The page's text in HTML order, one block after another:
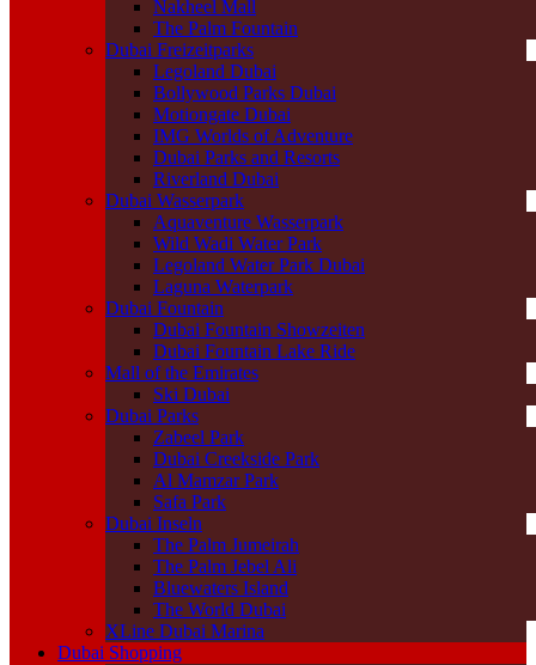
Nakheel Mall
The Palm Fountain
Dubai Freizeitparks
Legoland Dubai
Bollywood Parks Dubai
Motiongate Dubai
IMG Worlds of Adventure
Dubai Parks and Resorts
Riverland Dubai
Dubai Wasserpark
Aquaventure Wasserpark
Wild Wadi Water Park
Legoland Water Park Dubai
Laguna Waterpark
Dubai Fountain
Dubai Fountain Showzeiten
Dubai Fountain Lake Ride
Mall of the Emirates
Ski Dubai
Dubai Parks
Zabeel Park
Dubai Creekside Park
Al Mamzar Park
Safa Park
Dubai Inseln
The Palm Jumeirah
The Palm Jebel Ali
Bluewaters Island
The World Dubai
XLine Dubai Marina
Dubai Shopping